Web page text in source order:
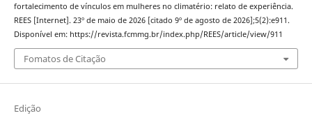
fortalecimento de vínculos em mulheres no climatério: relato de experiência.
REES [Internet]. 23º de maio de 2026 [citado 9º de agosto de 2026];5(2):e911.
Disponível em: https://revista.fcmmg.br/index.php/REES/article/view/911
Fomatos de Citação
Edição